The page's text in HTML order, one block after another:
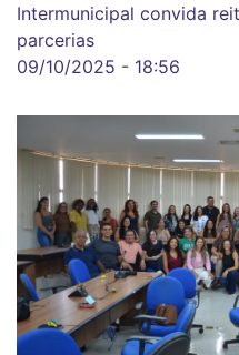
Intermunicipal convida
parcerias
09/10/2025 - 18:56